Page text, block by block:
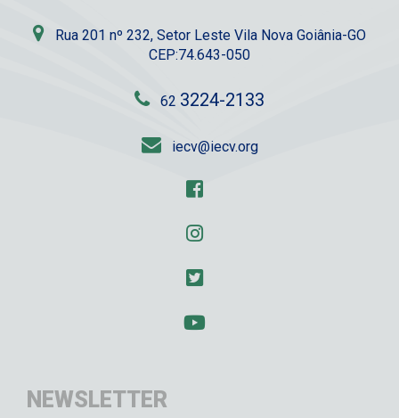
Rua 201 nº 232, Setor Leste Vila Nova Goiânia-GO
CEP:74.643-050
62 3224-2133
iecv@iecv.org
NEWSLETTER